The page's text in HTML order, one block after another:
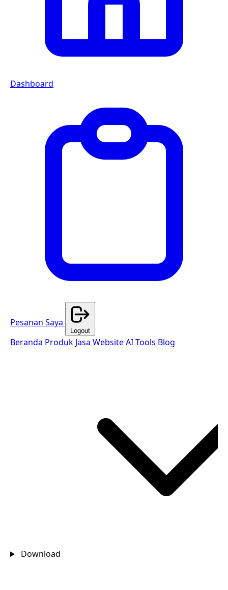
Dashboard
Pesanan Saya
Logout
Beranda Produk Jasa WebsiteAI Tools Blog
Download